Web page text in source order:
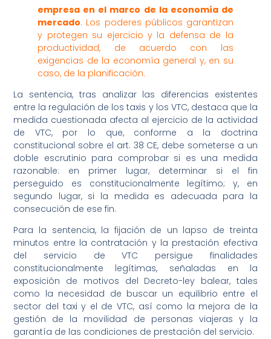
empresa en el marco de la economía de
mercado. Los poderes públicos garantizan
y protegen su ejercicio y la defensa de la
productividad, de acuerdo con las
exigencias de la economía general y, en su
caso, de la planificación.
La sentencia, tras analizar las diferencias existentes
entre la regulación de los taxis y los VTC, destaca que la
medida cuestionada afecta al ejercicio de la actividad
de VTC, por lo que, conforme a la doctrina
constitucional sobre el art. 38 CE, debe someterse a un
doble escrutinio para comprobar si es una medida
razonable: en primer lugar, determinar si el fin
perseguido es constitucionalmente legítimo; y, en
segundo lugar, si la medida es adecuada para la
consecución de ese fin.
Para la sentencia, la fijación de un lapso de treinta
minutos entre la contratación y la prestación efectiva
del servicio de VTC persigue finalidades
constitucionalmente legítimas, señaladas en la
exposición de motivos del Decreto-ley balear, tales
como la necesidad de buscar un equilibrio entre el
sector del taxi y el de VTC, así como la mejora de la
gestión de la movilidad de personas viajeras y la
garantía de las condiciones de prestación del servicio.